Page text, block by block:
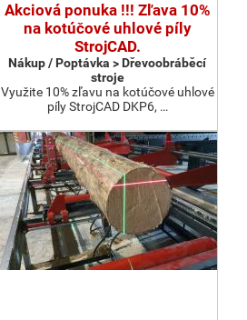
Akciová ponuka !!! Zľava 10%
na kotúčové uhlové píly
StrojCAD.
Nákup / Poptávka > Dřevoobráběcí
stroje
Využite 10% zľavu na kotúčové uhlové
píly StrojCAD DKP6, …